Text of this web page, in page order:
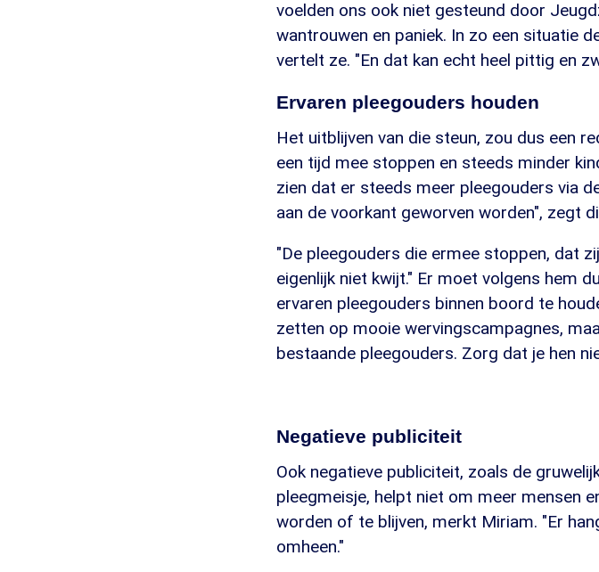
voelden ons ook niet gesteund door
wantrouwen en paniek. In zo een situatie
vertelt ze. "En dat kan echt heel pittig en
Ervaren pleegouders houden
Het uitblijven van die steun, zou dus een
een tijd mee stoppen en steeds minder
zien dat er steeds meer pleegouders via
aan de voorkant geworven worden", zegt
"De pleegouders die ermee stoppen, dat
eigenlijk niet kwijt." Er moet volgens hem
ervaren pleegouders binnen boord te
zetten op mooie wervingscampagnes,
bestaande pleegouders. Zorg dat je hen
Negatieve publiciteit
Ook negatieve publiciteit, zoals de
pleegmeisje, helpt niet om meer mensen
worden of te blijven, merkt Miriam. "Er
omheen."